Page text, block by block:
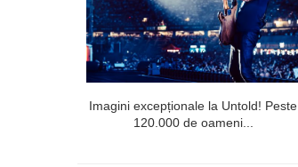
Imagini excepționale la Untold! Peste
120.000 de oameni...